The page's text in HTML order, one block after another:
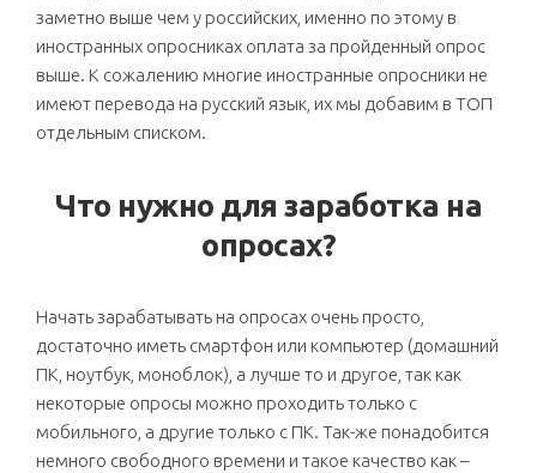
заметно выше чем у российских, именно по этому в
иностранных опросниках оплата за пройденный опрос
выше. К сожалению многие иностранные опросники не
имеют перевода на русский язык, их мы добавим в ТОП
отдельным списком.
Что нужно для заработка на
опросах?
Начать зарабатывать на опросах очень просто,
достаточно иметь смартфон или компьютер (домашний
ПК, ноутбук, моноблок), а лучше то и другое, так как
некоторые опросы можно проходить только с
мобильного, а другие только с ПК. Так-же понадобится
немного свободного времени и такое качество как –